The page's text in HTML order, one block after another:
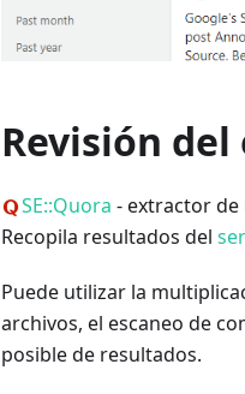
Revisión
SE::Quora - extractor de
Recopila resultados del
Puede utilizar la
archivos, el escaneo de
posible de resultados.